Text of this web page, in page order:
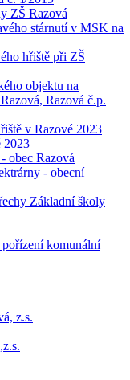
ZŠ Razová
stárnutí v MSK na
hřiště při ZŠ
objektu na
Razová č.p.
v Razové 2023
2023
obec Razová
- obecní
Základní školy
komunální
z.s.